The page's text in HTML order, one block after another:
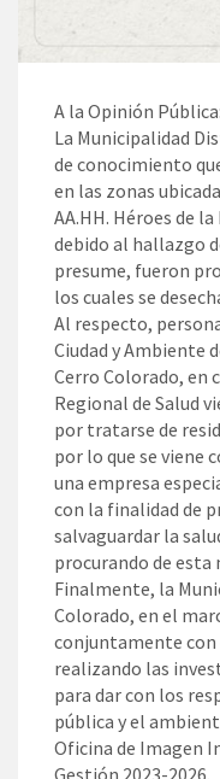
A la Opinión Pública:
La Municipalidad
de conocimiento
en las zonas
AA.HH. Héroes de
debido al hallazgo
presume, fueron
los cuales se
Al respecto,
Ciudad y Ambiente
Cerro Colorado, en
Regional de Salud
por tratarse de
por lo que se viene
una empresa
con la finalidad de
salvaguardar la
procurando de esta
Finalmente, la
Colorado, en el
conjuntamente
realizando las
para dar con los
pública y el
Oficina de Imagen